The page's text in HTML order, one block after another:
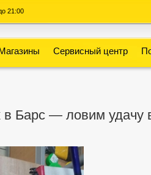
21:00
Сервисный центр
в Барс — ловим удачу